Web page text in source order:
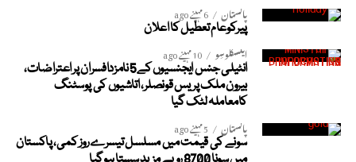
پاکستان 6 مہینے ago
پیرکوعام تعطیل کا اعلان
ایکسکلوسِو 10 مہینے ago
انٹیلی جنس ایجنسیوں کے5 نامزدافسران پر اعتراضات،
بیرون ملک پریس قونصلر، اتاشیوں کی پوسٹنگ
کامعاملہ لٹک گیا
پاکستان 5 مہینے ago
سونے کی قیمت میں مسلسل تیسرے روز کمی، پاکستان